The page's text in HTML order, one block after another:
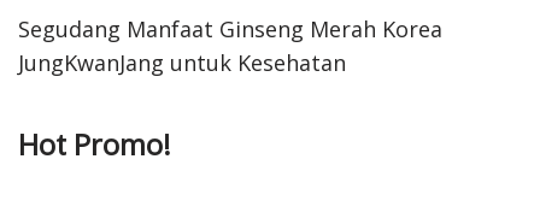
Segudang Manfaat Ginseng Merah Korea
JungKwanJang untuk Kesehatan
Hot Promo!